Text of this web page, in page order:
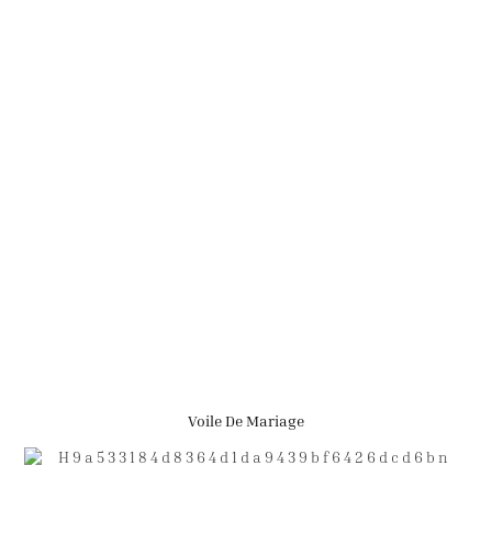
Voile De Mariage